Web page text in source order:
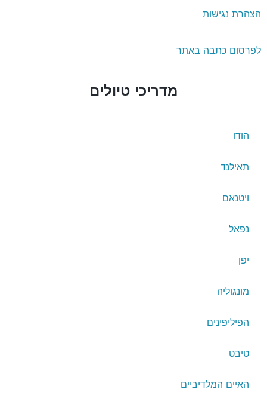
נגישות
כתבה באתר
מדריכי טיולים
הודו
תאילנד
ויטנאם
נפאל
יפן
מונגוליה
הפיליפינים
טיבט
האיים המלדיביים